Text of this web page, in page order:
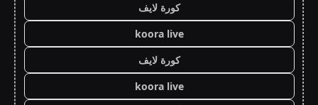
كورة لايف
koora live
كورة لايف
koora live